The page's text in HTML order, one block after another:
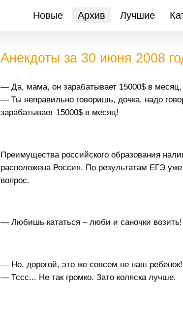
Новые Архив Лучшие
Анекдоты за 30 июня 2008
— Да, мама, он зарабатывает 15000$ в
— Ты неправильно говоришь, дочка, надо
зарабатывает 15000$ в месяц!
Преимущества российского образования
расположена Россия. По результатам ЕГЭ
вопрос.
— Любишь кататься – люби и саночки
— Но, дорогой, это же совсем не наш ребенок!
— Тссс... Не так громко. Зато коляска лучше.